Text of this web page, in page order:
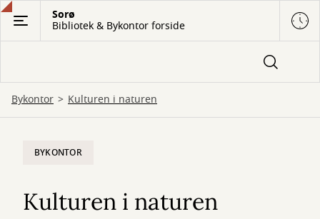
Gå
hovedindhold
Sorø
Bibliotek & Bykontor forside
Bykontor Kulturen i naturen
BYKONTOR
Kulturen i naturen